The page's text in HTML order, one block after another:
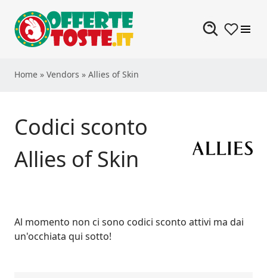
Home » Vendors » Allies of Skin
Codici sconto
Allies of Skin
Al momento non ci sono codici sconto attivi ma dai
un'occhiata qui sotto!